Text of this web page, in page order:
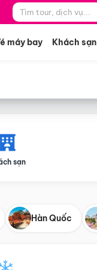
máy bay Khách sạn
sạn
Hàn Quốc